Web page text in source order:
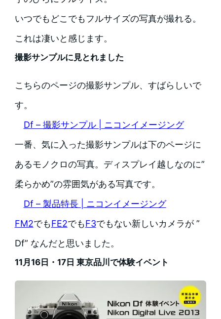
いつでもどこでもフルサイズの写真が撮れる。
これは凄いと感じます。
撮影サンプルに見とれました
こちらのページの撮影サンプル、すばらしいで
す。
Df – 撮影サンプル | ニコンイメージング
一番、気に入った撮影サンプルは下のページに
あるモノクロの写真。ディスプレイ越しなのに”
柔らかめ”の雰囲気がある写真です。
Df – 製品特長 | ニコンイメージング
FM2でもFE2でもF3でもない新しいカメラが ”
Df” なんだと思いました。
11月16日・17日 東京品川で体験イベント